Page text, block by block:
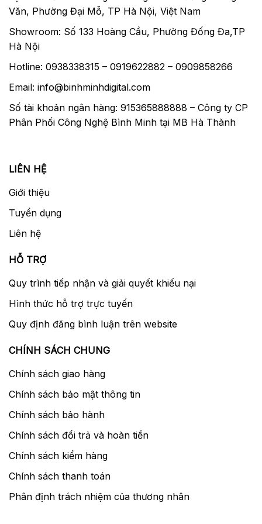
Văn, Phường Đại Mỗ, TP Hà Nội, Việt Nam
Showroom: Số 133 Hoàng Cầu, Phường Đống Đa,TP
Hà Nội
Hotline: 0938338315 – 0919622882 – 0909858266
Email: info@binhminhdigital.com
Số tài khoản ngân hàng: 915365888888 – Công ty CP
Phân Phối Công Nghệ Bình Minh tại MB Hà Thành
LIÊN HỆ
Giới thiệu
Tuyển dụng
Liên hệ
HỖ TRỢ
Quy trình tiếp nhận và giải quyết khiếu nại
Hình thức hỗ trợ trực tuyến
Quy định đăng bình luận trên website
CHÍNH SÁCH CHUNG
Chính sách giao hàng
Chính sách bảo mật thông tin
Chính sách bảo hành
Chính sách đổi trả và hoàn tiền
Chính sách kiểm hàng
Chính sách thanh toán
Phân định trách nhiệm của thương nhân